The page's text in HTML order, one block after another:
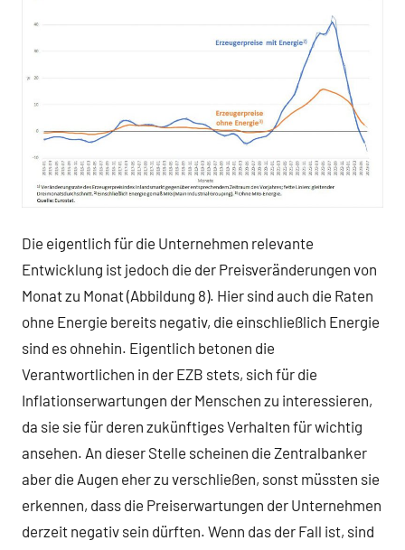
Die eigentlich für die Unternehmen relevante
Entwicklung ist jedoch die der Preisveränderungen von
Monat zu Monat (Abbildung 8). Hier sind auch die Raten
ohne Energie bereits negativ, die einschließlich Energie
sind es ohnehin. Eigentlich betonen die
Verantwortlichen in der EZB stets, sich für die
Inflationserwartungen der Menschen zu interessieren,
da sie sie für deren zukünftiges Verhalten für wichtig
ansehen. An dieser Stelle scheinen die Zentralbanker
aber die Augen eher zu verschließen, sonst müssten sie
erkennen, dass die Preiserwartungen der Unternehmen
derzeit negativ sein dürften. Wenn das der Fall ist, sind